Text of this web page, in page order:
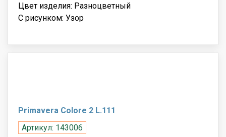
Цвет изделия: Разноцветный
С рисунком: Узор
Primavera Colore 2 L.111
Артикул: 143006